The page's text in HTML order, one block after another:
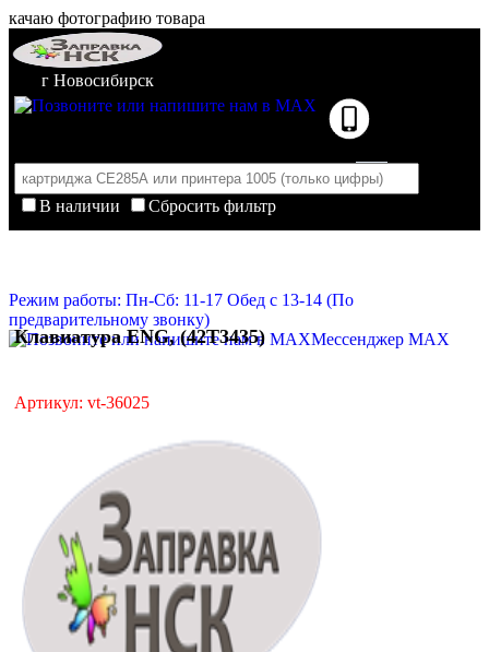
качаю фотографию товара
г Новосибирск
В наличии
Сбросить фильтр
Корзина пуста
Режим работы: Пн-Сб: 11-17 Обед с 13-14 (По
предварительному звонку)
Мессенджер MAX
Клавиатура ENG, (42T3435)
Артикул: vt-36025